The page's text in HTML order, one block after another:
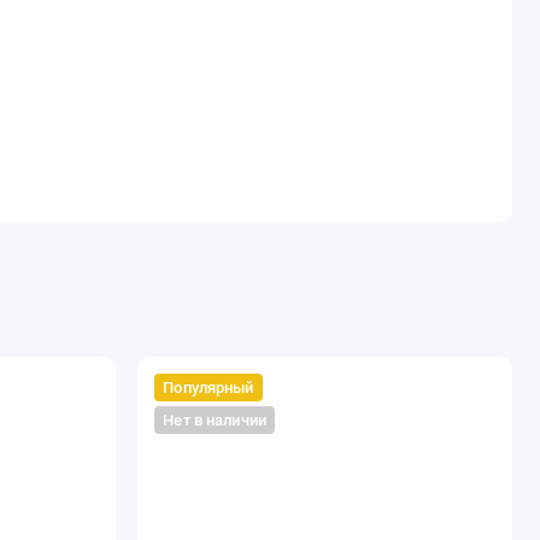
Популярный
Нет в наличии